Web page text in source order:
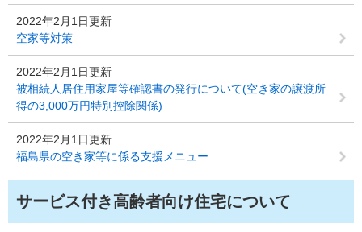
2022年2月1日更新
空家等対策
2022年2月1日更新
被相続人居住用家屋等確認書の発行について(空き家の譲渡所
得の3,000万円特別控除関係)
2022年2月1日更新
福島県の空き家等に係る支援メニュー
サービス付き高齢者向け住宅について